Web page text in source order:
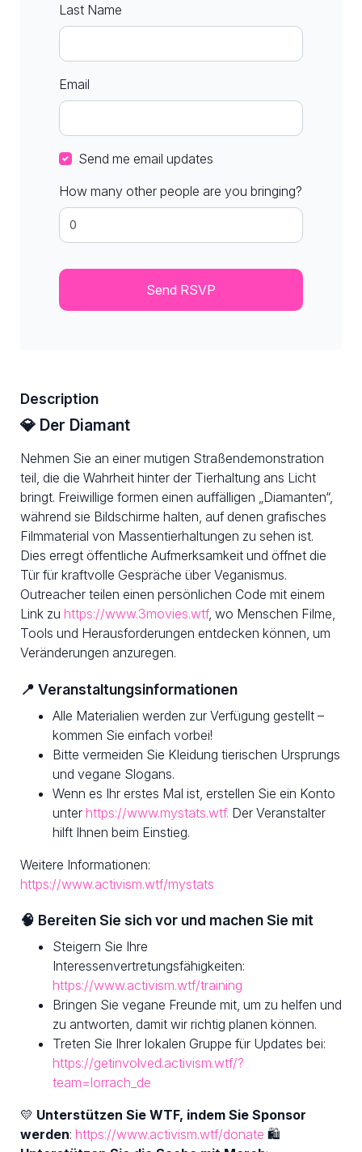
Last Name
Email
Send me email updates
How many other people are you bringing?
Description
💎 Der Diamant
Nehmen Sie an einer mutigen Straßendemonstration
teil, die die Wahrheit hinter der Tierhaltung ans Licht
bringt. Freiwillige formen einen auffälligen „Diamanten“,
während sie Bildschirme halten, auf denen grafisches
Filmmaterial von Massentierhaltungen zu sehen ist.
Dies erregt öffentliche Aufmerksamkeit und öffnet die
Tür für kraftvolle Gespräche über Veganismus.
Outreacher teilen einen persönlichen Code mit einem
Link zu https://www.3movies.wtf, wo Menschen Filme,
Tools und Herausforderungen entdecken können, um
Veränderungen anzuregen.
📍 Veranstaltungsinformationen
Alle Materialien werden zur Verfügung gestellt –
kommen Sie einfach vorbei!
Bitte vermeiden Sie Kleidung tierischen Ursprungs
und vegane Slogans.
Wenn es Ihr erstes Mal ist, erstellen Sie ein Konto
unter https://www.mystats.wtf. Der Veranstalter
hilft Ihnen beim Einstieg.
Weitere Informationen:
https://www.activism.wtf/mystats
🧠 Bereiten Sie sich vor und machen Sie mit
Steigern Sie Ihre
Interessenvertretungsfähigkeiten:
https://www.activism.wtf/training
Bringen Sie vegane Freunde mit, um zu helfen und
zu antworten, damit wir richtig planen können.
Treten Sie Ihrer lokalen Gruppe für Updates bei:
https://getinvolved.activism.wtf/?
team=lorrach_de
💛 Unterstützen Sie WTF, indem Sie Sponsor
werden: https://www.activism.wtf/donate 🛍